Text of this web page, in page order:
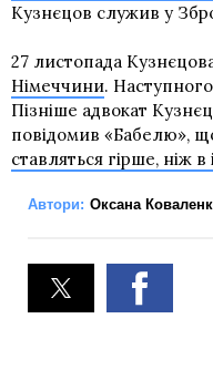
Кузнєцов служив у
27 листопада
Німеччини.
Пізніше адвокат
повідомив «Бабелю»,
ставляться гірше, ніж в
Автори: Оксана